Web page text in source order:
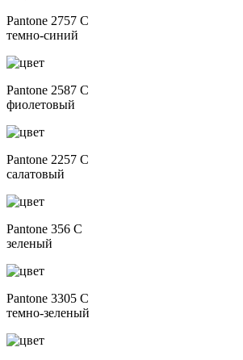
Pantone 2757 C
темно-синий
Pantone 2587 C
фиолетовый
Pantone 2257 C
салатовый
Pantone 356 C
зеленый
Pantone 3305 C
темно-зеленый